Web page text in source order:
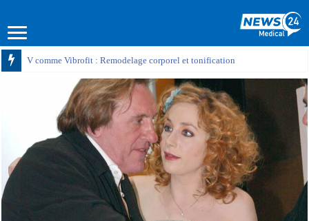
V comme Vibrofit : Remodelage corporel et tonification